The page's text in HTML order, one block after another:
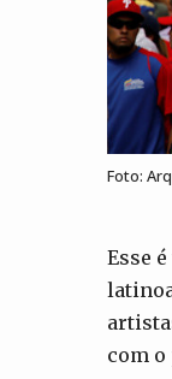
Foto:
Esse
com o